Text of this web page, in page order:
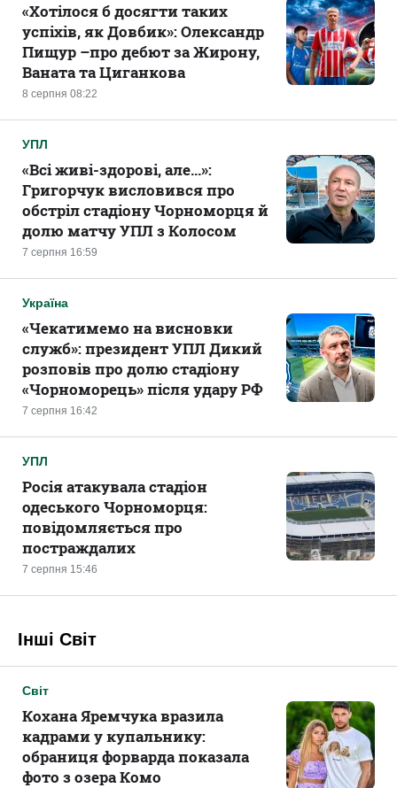
8 серпня 08:22
«Хотілося б досягти таких
успіхів, як Довбик»: Олександр
Пищур –про дебют за Жирону,
Ваната та Циганкова
УПЛ
7 серпня 16:59
«Всі живі-здорові, але...»:
Григорчук висловився про
обстріл стадіону Чорноморця й
долю матчу УПЛ з Колосом
Україна
7 серпня 16:42
«Чекатимемо на висновки
служб»: президент УПЛ Дикий
розповів про долю стадіону
«Чорноморець» після удару РФ
УПЛ
7 серпня 15:46
Росія атакувала стадіон
одеського Чорноморця:
повідомляється про
постраждалих
Інші Світ
Світ
Кохана Яремчука вразила
кадрами у купальнику:
обраниця форварда показала
фото з озера Комо